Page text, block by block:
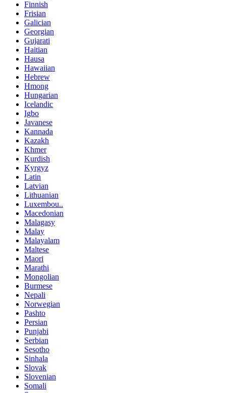
Finnish
Frisian
Galician
Georgian
Gujarati
Haitian
Hausa
Hawaiian
Hebrew
Hmong
Hungarian
Icelandic
Igbo
Javanese
Kannada
Kazakh
Khmer
Kurdish
Kyrgyz
Latin
Latvian
Lithuanian
Luxembou..
Macedonian
Malagasy
Malay
Malayalam
Maltese
Maori
Marathi
Mongolian
Burmese
Nepali
Norwegian
Pashto
Persian
Punjabi
Serbian
Sesotho
Sinhala
Slovak
Slovenian
Somali